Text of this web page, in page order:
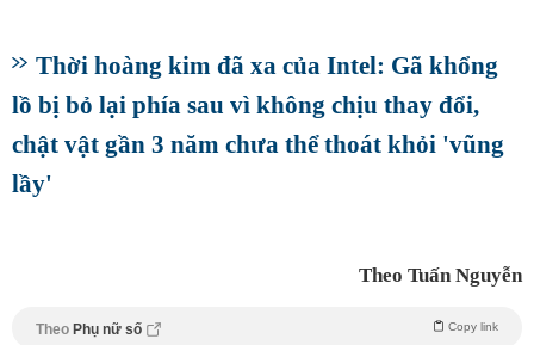
lồ bị bỏ lại phía sau vì không chịu thay đổi,
chật vật gần 3 năm chưa thể thoát khỏi 'vũng
lầy'
Theo Tuấn Nguyễn
Theo Phụ nữ số Copy link